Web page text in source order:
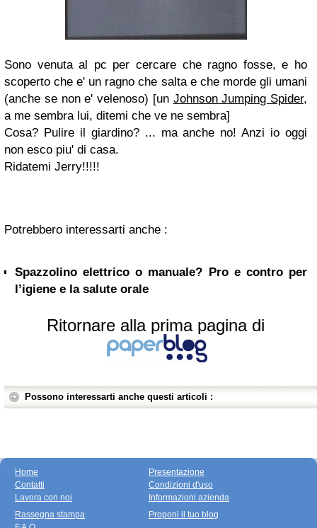
Sono venuta al pc per cercare che ragno fosse, e ho
scoperto che e' un ragno che salta e che morde gli umani
(anche se non e' velenoso) [un Johnson Jumping Spider,
a me sembra lui, ditemi che ve ne sembra]
Cosa? Pulire il giardino? ... ma anche no! Anzi io oggi
non esco piu' di casa.
Ridatemi Jerry!!!!!
Potrebbero interessarti anche :
Spazzolino elettrico o manuale? Pro e contro per
l’igiene e la salute orale
Ritornare alla prima pagina di
Possono interessarti anche questi articoli :
Home
Contatti
Lavora con noi
Presentazione
Condizioni d'uso
Informazioni azienda
Rassegna stampa
Proponi il tuo blog